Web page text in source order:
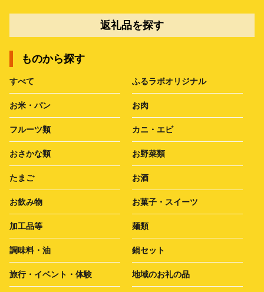
返礼品を探す
ものから探す
すべて ふるラボオリジナル
お米・パン お肉
フルーツ類 カニ・エビ
おさかな類 お野菜類
たまご お酒
お飲み物 お菓子・スイーツ
加工品等 麺類
調味料・油 鍋セット
旅行・イベント・体験 地域のお礼の品